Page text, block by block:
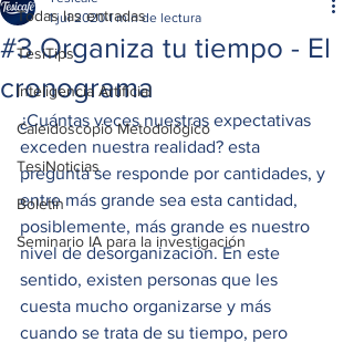
Todas las entradas
TesiTips
Inteligencia Artificial
Caleidoscopio Metodológico
TesiNoticias
Boletín
Seminario IA para la investigación
#3 Organiza tu tiempo - El
cronograma
1 jul 2020 1 min de lectura
¿Cuántas veces nuestras expectativas
exceden nuestra realidad? esta
pregunta se responde por cantidades, y
entre más grande sea esta cantidad,
posiblemente, más grande es nuestro
nivel de desorganización. En este
sentido, existen personas que les
cuesta mucho organizarse y más
cuando se trata de su tiempo, pero